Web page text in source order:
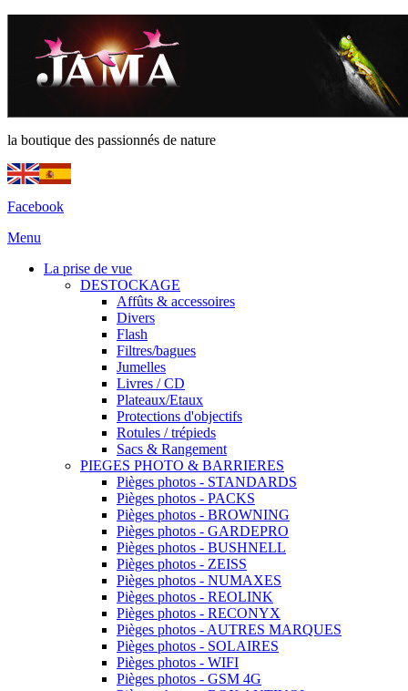
la boutique des passionnés de nature
Facebook
Menu
La prise de vue
DESTOCKAGE
Affûts & accessoires
Divers
Flash
Filtres/bagues
Jumelles
Livres / CD
Plateaux/Etaux
Protections d'objectifs
Rotules / trépieds
Sacs & Rangement
PIEGES PHOTO & BARRIERES
Pièges photos - STANDARDS
Pièges photos - PACKS
Pièges photos - BROWNING
Pièges photos - GARDEPRO
Pièges photos - BUSHNELL
Pièges photos - ZEISS
Pièges photos - NUMAXES
Pièges photos - REOLINK
Pièges photos - RECONYX
Pièges photos - AUTRES MARQUES
Pièges photos - SOLAIRES
Pièges photos - WIFI
Pièges photos - GSM 4G